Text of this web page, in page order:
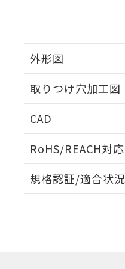
外形図
取りつけ穴加工図
CAD
RoHS/REACH対
EU RoHS 注意事項
規格認証/適合状況